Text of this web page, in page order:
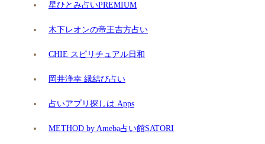
星ひとみ占いPREMIUM
木下レオンの帝王吉方占い
CHIE スピリチュアル日和
岡井浄幸 縁結び占い
占いアプリ探しは.Apps
METHOD by Ameba占い館SATORI